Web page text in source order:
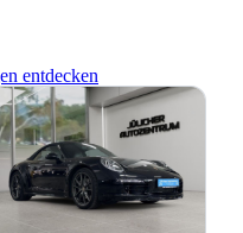
entdecken